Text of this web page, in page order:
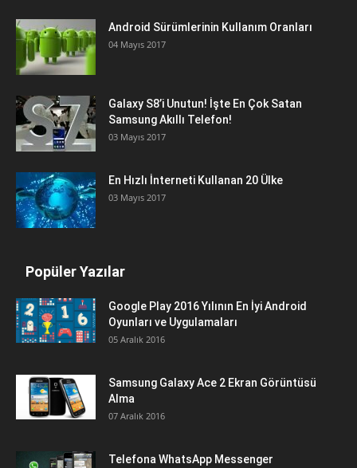
Android Sürümlerinin Kullanım Oranları
04 Mayıs 2017
Galaxy S8’i Unutun! İşte En Çok Satan
Samsung Akıllı Telefon!
03 Mayıs 2017
En Hızlı İnterneti Kullanan 20 Ülke
03 Mayıs 2017
Popüler Yazılar
Google Play 2016 Yılının En İyi Android
Oyunları ve Uygulamaları
05 Aralık 2016
Samsung Galaxy Ace 2 Ekran Görüntüsü
Alma
07 Aralık 2016
Telefona WhatsApp Messenger